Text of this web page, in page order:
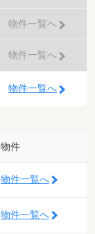
物件一覧へ
物件一覧へ
物件一覧へ
物件
物件一覧へ
物件一覧へ